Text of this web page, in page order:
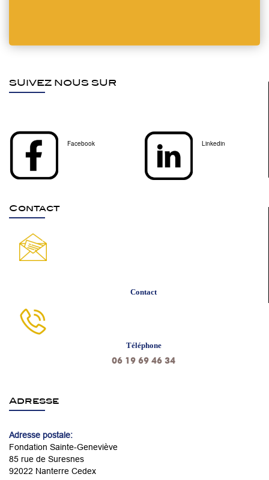
SUIVEZ NOUS SUR
Facebook Linkedin
Contact
Contact
Téléphone
06 19 69 46 34
Adresse
Adresse postale:
Fondation Sainte-Geneviève
85 rue de Suresnes
92022 Nanterre Cedex